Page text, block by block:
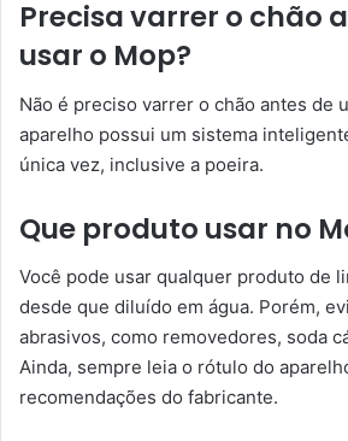
Precisa varrer o chão
usar o Mop?
Não é preciso varrer o chão antes de
aparelho possui um sistema
única vez, inclusive a poeira.
Que produto usar no
Você pode usar qualquer produto de
desde que diluído em água. Porém,
abrasivos, como removedores, soda
Ainda, sempre leia o rótulo do
recomendações do fabricante.